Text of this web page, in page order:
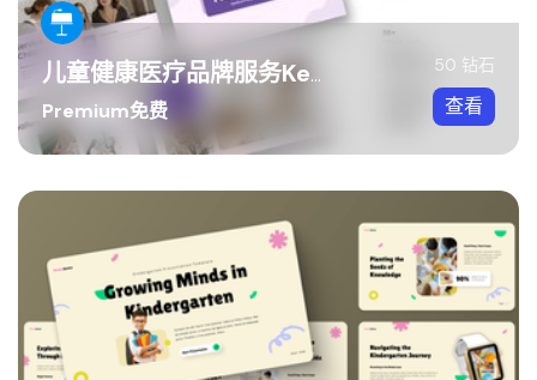
儿童健康医疗品牌服务Keynote模板
Premium免费
50 钻石
查看